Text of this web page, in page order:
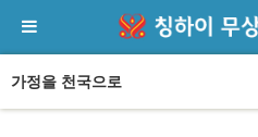
가정을 천국으로